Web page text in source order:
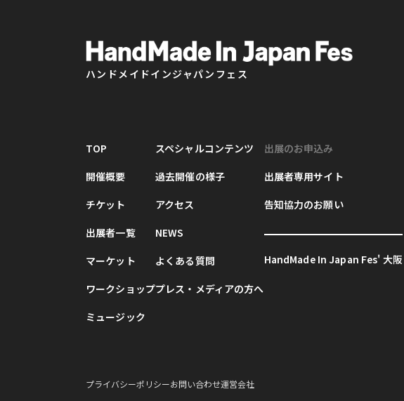
ハンドメイドインジャパンフェス
TOP
開催概要
チケット
出展者一覧
マーケット
ワークショップ
ミュージック
スペシャルコンテンツ
過去開催の様子
アクセス
NEWS
よくある質問
プレス・メディアの方へ
出展のお申込み
出展者専用サイト
告知協力のお願い
HandMade In Japan Fes' 大阪
プライバシーポリシーお問い合わせ運営会社